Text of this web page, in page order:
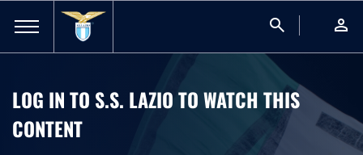
search person
LOG IN TO S.S. LAZIO TO WATCHTHIS
CONTENT